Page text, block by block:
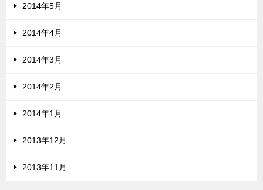
2014年5月
2014年4月
2014年3月
2014年2月
2014年1月
2013年12月
2013年11月